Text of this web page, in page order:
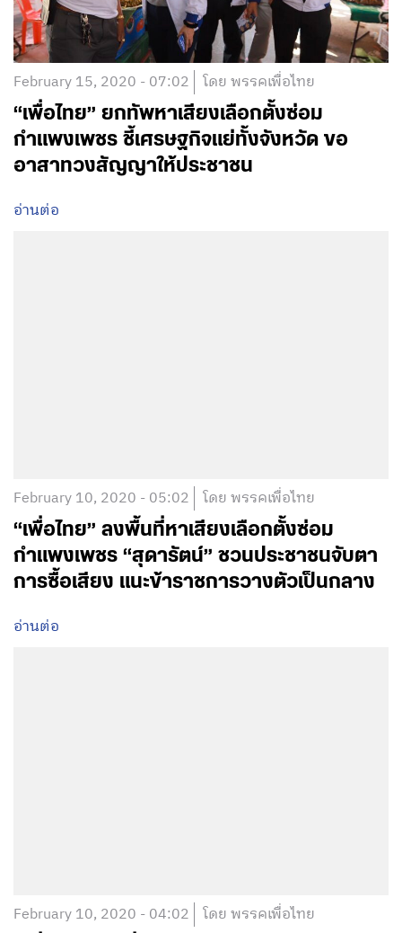
February 15, 2020 - 07:02 โดย พรรคเพื่อไทย
“เพื่อไทย” ยกทัพหาเสียงเลือกตั้งซ่อม
กำแพงเพชร ชี้เศรษฐกิจแย่ทั้งจังหวัด ขอ
อาสาทวงสัญญาให้ประชาชน
อ่านต่อ
February 10, 2020 - 05:02 โดย พรรคเพื่อไทย
“เพื่อไทย” ลงพื้นที่หาเสียงเลือกตั้งซ่อม
กำแพงเพชร “สุดารัตน์” ชวนประชาชนจับตา
การซื้อเสียง แนะข้าราชการวางตัวเป็นกลาง
อ่านต่อ
February 10, 2020 - 04:02 โดย พรรคเพื่อไทย